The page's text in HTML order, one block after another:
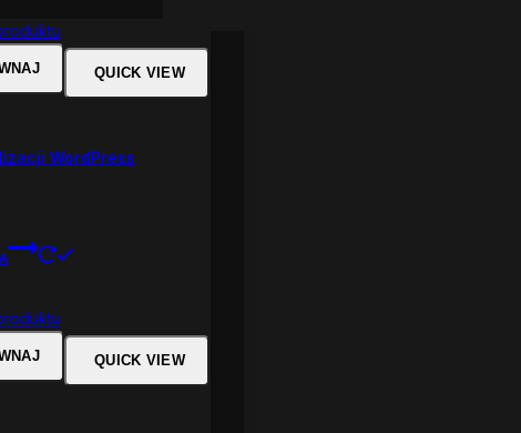
QUICK VIEW
WordPress
QUICK VIEW